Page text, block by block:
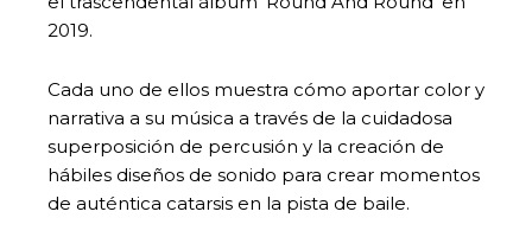
2019.
Cada uno de ellos muestra cómo aportar color y
narrativa a su música a través de la cuidadosa
superposición de percusión y la creación de
hábiles diseños de sonido para crear momentos
de auténtica catarsis en la pista de baile.